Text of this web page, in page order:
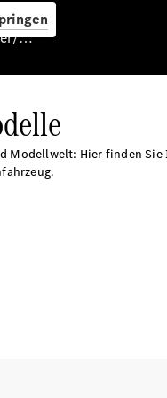
Anbieter/Datenschutz
Modellwelt: Hier finden Sie